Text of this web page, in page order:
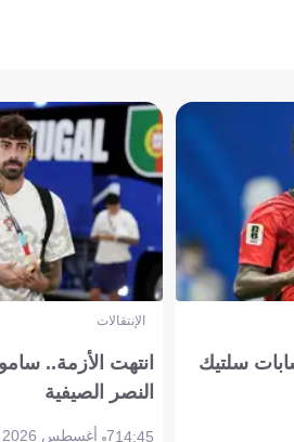
سلتيك
الإنتقالات
انتهت الأزمة..
النصر الصيفية
14:457 أغسطس 2026